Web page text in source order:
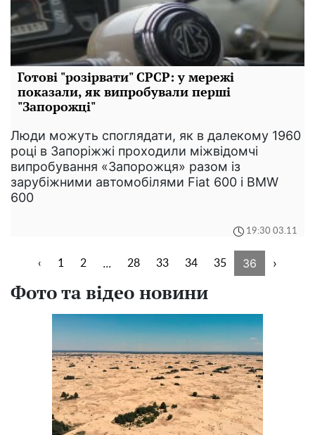
Готові "розірвати" СРСР: у мережі
показали, як випробували перші
"Запорожці"
Люди можуть споглядати, як в далекому 1960
році в Запоріжжі проходили міжвідомчі
випробування «Запорожця» разом із
зарубіжними автомобілями Fiat 600 і BMW
600
19:30 03.11
‹ 1 2 ... 28 33 34 35 36 ›
Фото та відео новини